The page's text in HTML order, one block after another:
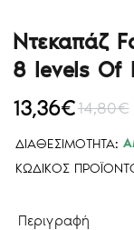
Ντεκαπάζ
8 levels Of
ΔΙΑΘΕΣΙΜΌΤΗΤΑ:
ΚΩΔΙΚΌΣ
13,36€14,80€
Περιγραφή